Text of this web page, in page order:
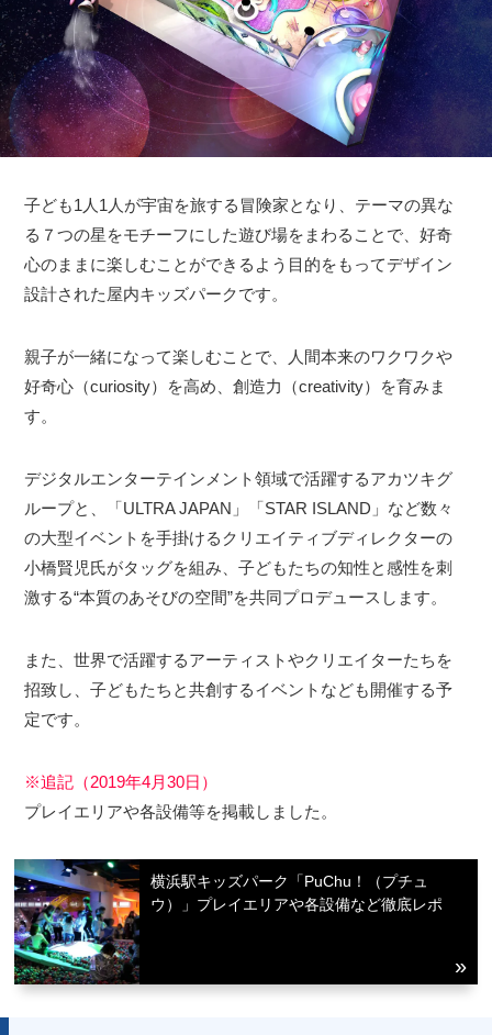
子ども1人1人が宇宙を旅する冒険家となり、テーマの異な
る７つの星をモチーフにした遊び場をまわることで、好奇
心のままに楽しむことができるよう目的をもってデザイン
設計された屋内キッズパークです。
親子が一緒になって楽しむことで、人間本来のワクワクや
好奇心（curiosity）を高め、創造力（creativity）を育みま
す。
デジタルエンターテインメント領域で活躍するアカツキグ
ループと、「ULTRA JAPAN」「STAR ISLAND」など数々
の大型イベントを手掛けるクリエイティブディレクターの
小橋賢児氏がタッグを組み、子どもたちの知性と感性を刺
激する“本質のあそびの空間”を共同プロデュースします。
また、世界で活躍するアーティストやクリエイターたちを
招致し、子どもたちと共創するイベントなども開催する予
定です。
※追記（2019年4月30日）
プレイエリアや各設備等を掲載しました。
横浜駅キッズパーク「PuChu！（プチュ
ウ）」プレイエリアや各設備など徹底レポ